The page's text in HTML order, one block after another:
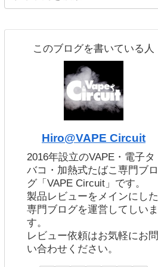
このブログを書いている人
Hiro@VAPE Circuit
2016年設立のVAPE・電子タ
バコ・加熱式たばこ専門ブロ
グ「VAPE Circuit」です。
製品レビューをメインにした
専門ブログを運営してしいま
す。
レビュー依頼はお気軽にお問
い合わせください。